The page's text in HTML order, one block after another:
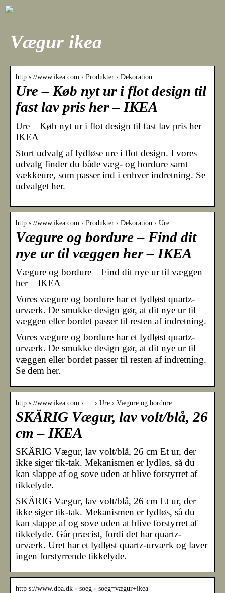
Vægur ikea
http s://www.ikea.com › Produkter › Dekoration
Ure – Køb nyt ur i flot design til
fast lav pris her – IKEA
Ure – Køb nyt ur i flot design til fast lav pris her –
IKEA
Stort udvalg af lydløse ure i flot design. I vores
udvalg finder du både væg- og bordure samt
vækkeure, som passer ind i enhver indretning. Se
udvalget her.
http s://www.ikea.com › Produkter › Dekoration › Ure
Vægure og bordure – Find dit
nye ur til væggen her – IKEA
Vægure og bordure – Find dit nye ur til væggen
her – IKEA
Vores vægure og bordure har et lydløst quartz-
urværk. De smukke design gør, at dit nye ur til
væggen eller bordet passer til resten af indretning.
Vores vægure og bordure har et lydløst quartz-
urværk. De smukke design gør, at dit nye ur til
væggen eller bordet passer til resten af indretning.
Se dem her.
http s://www.ikea.com › … › Ure › Vægure og bordure
SKÄRIG Vægur, lav volt/blå, 26
cm – IKEA
SKÄRIG Vægur, lav volt/blå, 26 cm Et ur, der
ikke siger tik-tak. Mekanismen er lydløs, så du
kan slappe af og sove uden at blive forstyrret af
tikkelyde.
SKÄRIG Vægur, lav volt/blå, 26 cm Et ur, der
ikke siger tik-tak. Mekanismen er lydløs, så du
kan slappe af og sove uden at blive forstyrret af
tikkelyde. Går præcist, fordi det har quartz-
urværk. Uret har et lydløst quartz-urværk og laver
ingen forstyrrende tikkelyde.
http s://www.dba.dk › soeg › soeg=vægur+ikea